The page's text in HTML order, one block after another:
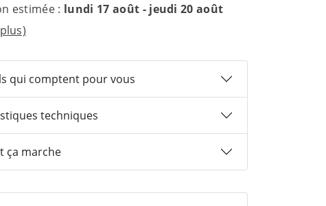
estimée : lundi 17 août - jeudi 20 août
qui comptent pour vous
techniques
ça marche